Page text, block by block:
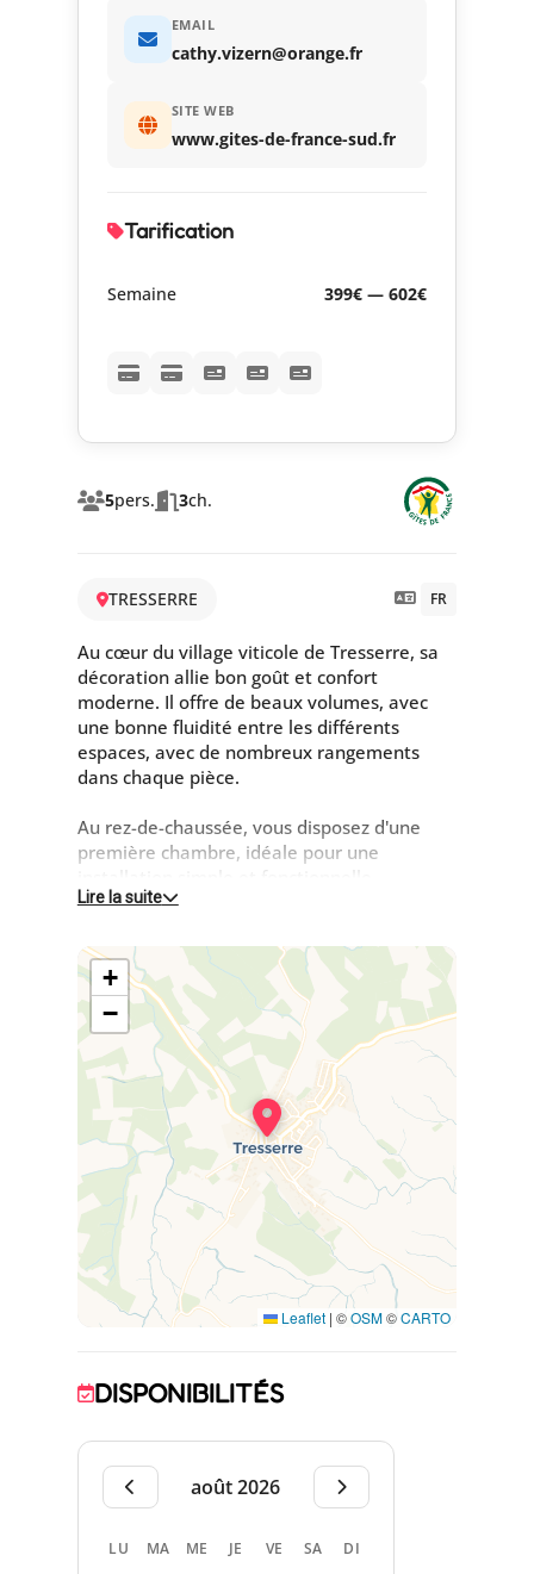
5pers. 3ch.
TRESSERRE FR
Au cœur du village viticole de Tresserre, sa
décoration allie bon goût et confort
moderne. Il offre de beaux volumes, avec
une bonne fluidité entre les différents
espaces, avec de nombreux rangements
dans chaque pièce.
Au rez-de-chaussée, vous disposez d'une
première chambre, idéale pour une
installation simple et fonctionnelle.
Un local de rangement (materiel, vélo…) et
L'étage accueille la pièce à vivre et la cuisine
ouverte, entièrement équipée. Cet espace
constitue un lieu de rassemblement
convivial, où vous pourrez préparer vos
repas et partager vos moments en famille.
Au second étage, vous profitez d'une
mezzanine ouverte sur le séjour avec coin
TV.
Chambre 1 : 1 lit 140x190, salle d'eau
privative
Chambre 2 : 2 lits 90x190
Chambre 3 : 1 lit 120x190
Le véhicule pourra stationner sur un parking
gratuit à 50 mètres.
Lire la suite
+
−
Leaflet | ©OSM©CARTO
DISPONIBILITÉS
août 2026
LU MA ME JE VE SA DI
EMAIL
cathy.vizern@orange.fr
SITE WEB
www.gites-de-france-sud.fr
Tarification
Semaine 399€ — 602€